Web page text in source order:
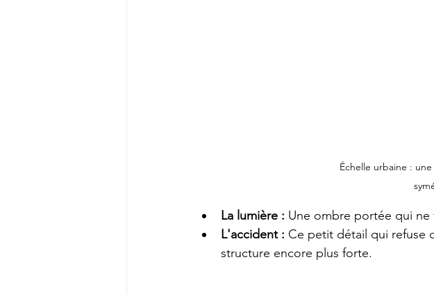
Échelle urbaine :
La lumière : Une ombre portée qui
L'accident : Ce petit détail qui refuse
structure encore plus forte.